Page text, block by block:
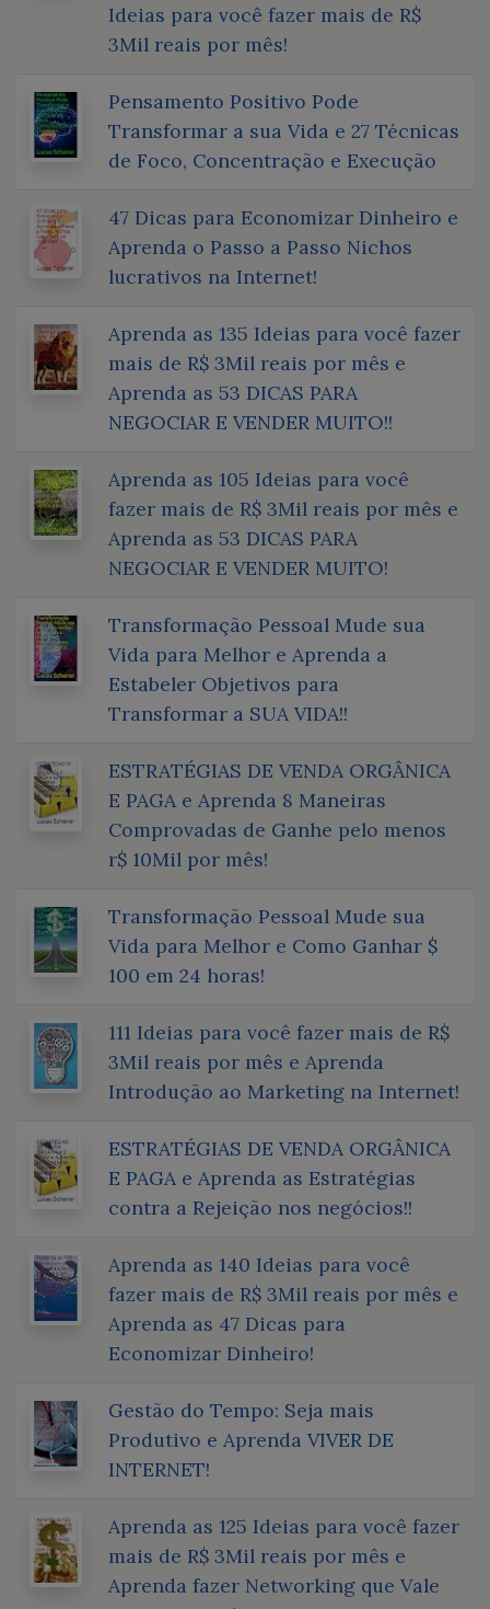
Ideias para você fazer mais de R$
3Mil reais por mês!
Pensamento Positivo Pode
Transformar a sua Vida e 27 Técnicas
de Foco, Concentração e Execução
47 Dicas para Economizar Dinheiro e
Aprenda o Passo a Passo Nichos
lucrativos na Internet!
Aprenda as 135 Ideias para você fazer
mais de R$ 3Mil reais por mês e
Aprenda as 53 DICAS PARA
NEGOCIAR E VENDER MUITO!!
Aprenda as 105 Ideias para você
fazer mais de R$ 3Mil reais por mês e
Aprenda as 53 DICAS PARA
NEGOCIAR E VENDER MUITO!
Transformação Pessoal Mude sua
Vida para Melhor e Aprenda a
Estabeler Objetivos para
Transformar a SUA VIDA!!
ESTRATÉGIAS DE VENDA ORGÂNICA
E PAGA e Aprenda 8 Maneiras
Comprovadas de Ganhe pelo menos
r$ 10Mil por mês!
Transformação Pessoal Mude sua
Vida para Melhor e Como Ganhar $
100 em 24 horas!
111 Ideias para você fazer mais de R$
3Mil reais por mês e Aprenda
Introdução ao Marketing na Internet!
ESTRATÉGIAS DE VENDA ORGÂNICA
E PAGA e Aprenda as Estratégias
contra a Rejeição nos negócios!!
Aprenda as 140 Ideias para você
fazer mais de R$ 3Mil reais por mês e
Aprenda as 47 Dicas para
Economizar Dinheiro!
Gestão do Tempo: Seja mais
Produtivo e Aprenda VIVER DE
INTERNET!
Aprenda as 125 Ideias para você fazer
mais de R$ 3Mil reais por mês e
Aprenda fazer Networking que Vale